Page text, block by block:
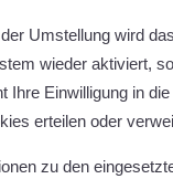
Umstellung wird
wieder aktiviert,
Ihre Einwilligung in
erteilen oder
zu den